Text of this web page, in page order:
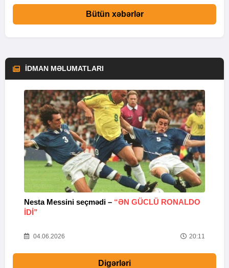
Bütün xəbərlər
İDMAN MƏLUMATLARI
Nesta Messini seçmədi – “ƏN GÜCLÜ RONALDO
IDI”
04.06.2026 20:11
Digərləri